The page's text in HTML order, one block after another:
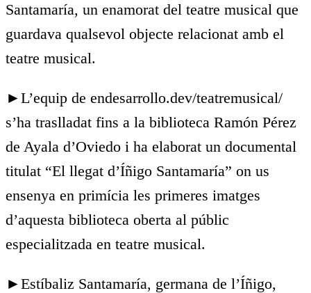
Santamaría, un enamorat del teatre musical que
guardava qualsevol objecte relacionat amb el
teatre musical.
►L’equip de endesarrollo.dev/teatremusical/
s’ha traslladat fins a la biblioteca Ramón Pérez
de Ayala d’Oviedo i ha elaborat un documental
titulat “El llegat d’Íñigo Santamaría” on us
ensenya en primícia les primeres imatges
d’aquesta biblioteca oberta al públic
especialitzada en teatre musical.
►Estíbaliz Santamaría, germana de l’Íñigo,